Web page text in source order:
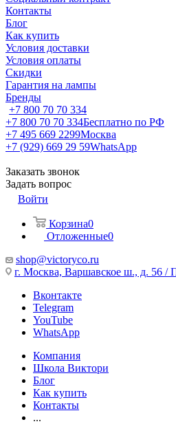
Контакты
Блог
Как купить
Условия доставки
Условия оплаты
Скидки
Гарантия на лампы
Бренды
+7 800 70 70 334
+7 800 70 70 334Бесплатно по РФ
+7 495 669 2299Москва
+7 (929) 669 29 59WhatsApp
Заказать звонок
Задать вопрос
Войти
Корзина0
Отложенные0
shop@victoryco.ru
г. Москва, Варшавское ш., д. 56 /
Вконтакте
Telegram
YouTube
WhatsApp
Компания
Школа Виктори
Блог
Как купить
Контакты
...